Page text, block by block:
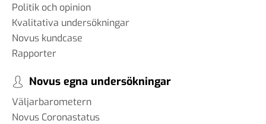
Politik och opinion
Kvalitativa undersökningar
Novus kundcase
Rapporter
Novus egna undersökningar
Väljarbarometern
Novus Coronastatus